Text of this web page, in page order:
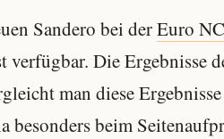
Sandero bei derEuro
verfügbar. Die Ergebnisse
man diese
besonders beim